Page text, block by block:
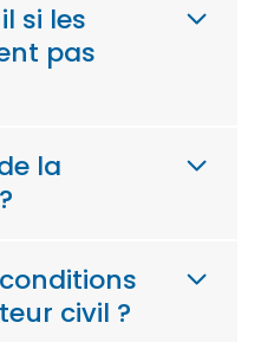
si les
pas
la
civil ?